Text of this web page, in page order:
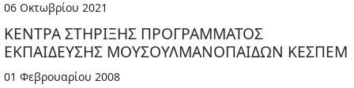
06 Οκτωβρίου 2021
ΚΕΝΤΡΑ ΣΤΗΡΙΞΗΣ ΠΡΟΓΡΑΜΜΑΤΟΣ
ΕΚΠΑΙΔΕΥΣΗΣ ΜΟΥΣΟΥΛΜΑΝΟΠΑΙΔΩΝ ΚΕΣΠΕΜ
01 Φεβρουαρίου 2008